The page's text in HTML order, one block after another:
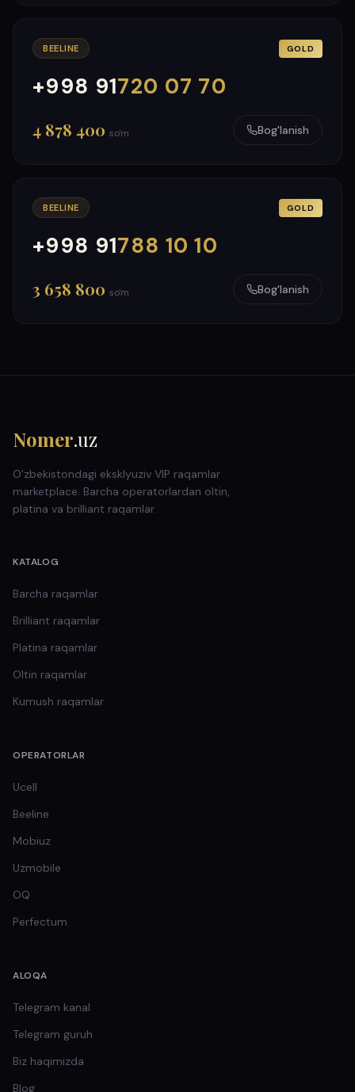
BEELINE GOLD
+998 91720 07 70
000
999
4 878 400 so'm Bog'lanish
BEELINE GOLD
+998 91788 10 10
000
999
3 658 800 so'm Bog'lanish
Nomer.uz
O'zbekistondagi eksklyuziv VIP raqamlar
marketplace. Barcha operatorlardan oltin,
platina va brilliant raqamlar.
KATALOG
Barcha raqamlar
Brilliant raqamlar
Platina raqamlar
Oltin raqamlar
Kumush raqamlar
OPERATORLAR
Ucell
Beeline
Mobiuz
Uzmobile
OQ
Perfectum
ALOQA
Telegram kanal
Telegram guruh
Biz haqimizda
Blog